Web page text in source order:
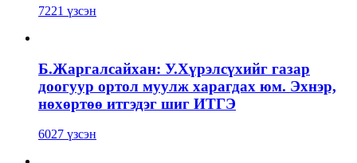
7221 үзсэн
Б.Жаргалсайхан: У.Хүрэлсүхийг газар
доогуур ортол муулж харагдах юм. Эхнэр,
нөхөртөө итгэдэг шиг ИТГЭ
6027 үзсэн